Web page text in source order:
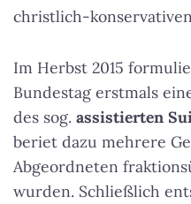
christlich-
Im Herbst 2015
Bundestag erstmals
des sog. assistierten
beriet dazu mehrere
Abgeordneten
wurden. Schließlich